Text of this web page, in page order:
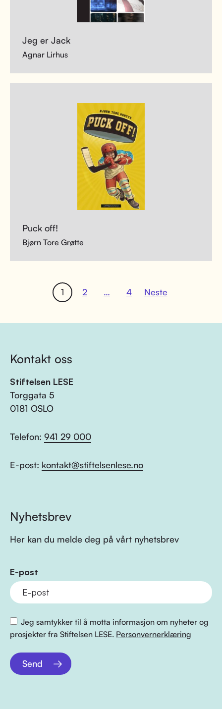
Jeg er Jack
Agnar Lirhus
Puck off!
Bjørn Tore Grøtte
1 2 … 4 Neste
Kontakt oss
Stiftelsen LESE
Torggata 5
0181 OSLO
Telefon: 941 29 000
E-post: kontakt@stiftelsenlese.no
Nyhetsbrev
Her kan du melde deg på vårt nyhetsbrev
E-post
Jeg samtykker til å motta informasjon om nyheter og
prosjekter fra Stiftelsen LESE. Personvernerklæring
Send